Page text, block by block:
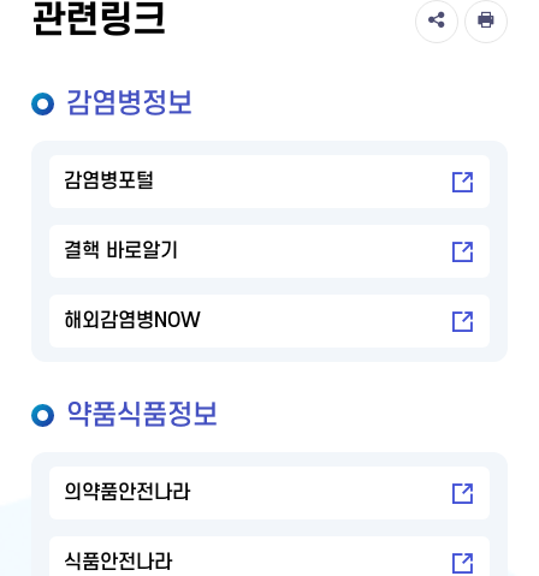
관련링크
감염병정보
감염병포털
결핵 바로알기
해외감염병NOW
약품식품정보
의약품안전나라
식품안전나라